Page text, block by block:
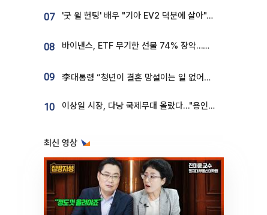
07 '굿 윌 헌팅' 배우 "기아 EV2 덕분에 살아"…교통사고 후 안전성 극찬
08 바이낸스, ETF 무기한 선물 74% 장악…한국 레버리지 ETF 거래 급증 [e가상자산]
09 李대통령 “청년이 결혼 망설이는 일 없어야...제도상 불이익 조사”
10 이상일 시장, 다낭 국제무대 올랐다…"용인, 세계 최대 반도체 도시 된다"
최신 영상